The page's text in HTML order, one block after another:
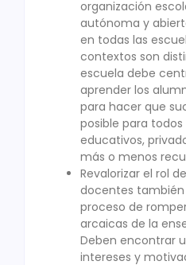
organización
autónoma y
en todas las
contextos son
escuela debe
aprender los
para hacer que
posible para
educativos,
más o menos
Revalorizar el rol
docentes
proceso de
arcaicas de la
Deben encontrar
intereses y